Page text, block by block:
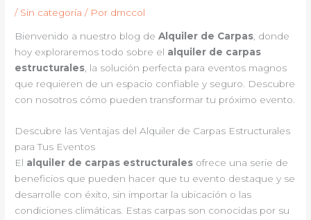
/ Sin categoría / Por dmccol
Bienvenido a nuestro blog deAlquiler de Carpas, donde
hoy exploraremos todo sobre el alquiler de carpas
estructurales, la solución perfecta para eventos magnos
que requieren de un espacio confiable y seguro. Descubre
con nosotros cómo pueden transformar tu próximo evento.
Descubre las Ventajas del Alquiler de Carpas Estructurales
para Tus Eventos
El alquiler de carpas estructurales ofrece una serie de
beneficios que pueden hacer que tu evento destaque y se
desarrolle con éxito, sin importar la ubicación o las
condiciones climáticas. Estas carpas son conocidas por su